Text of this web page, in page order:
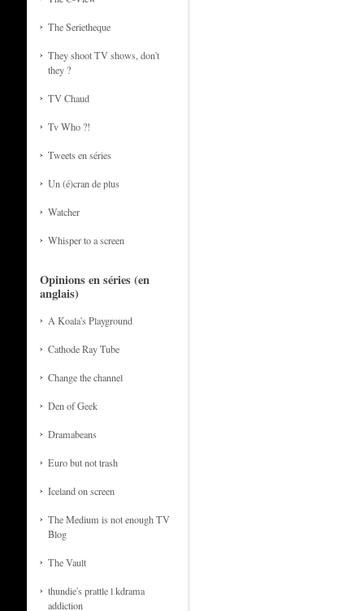
The Serietheque
They shoot TV shows, don't
they ?
TV Chaud
Tv Who ?!
Tweets en séries
Un (é)cran de plus
Watcher
Whisper to a screen
Opinions en séries (en
anglais)
A Koala's Playground
Cathode Ray Tube
Change the channel
Den of Geek
Dramabeans
Euro but not trash
Iceland on screen
The Medium is not enough TV
Blog
The Vault
thundie's prattle l kdrama
addiction